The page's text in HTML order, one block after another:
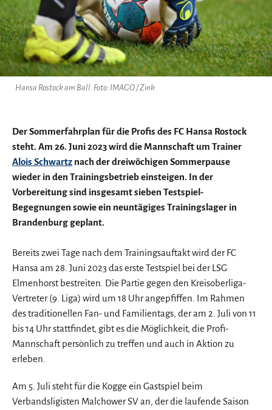
Hansa Rostock am Ball. Foto: IMAGO / Zink
Der Sommerfahrplan für die Profis des FC Hansa Rostock
steht. Am 26. Juni 2023 wird die Mannschaft um Trainer
Alois Schwartz nach der dreiwöchigen Sommerpause
wieder in den Trainingsbetrieb einsteigen. In der
Vorbereitung sind insgesamt sieben Testspiel-
Begegnungen sowie ein neuntägiges Trainingslager in
Brandenburg geplant.
Bereits zwei Tage nach dem Trainingsauftakt wird der FC
Hansa am 28. Juni 2023 das erste Testspiel bei der LSG
Elmenhorst bestreiten. Die Partie gegen den Kreisoberliga-
Vertreter (9. Liga) wird um 18 Uhr angepfiffen. Im Rahmen
des traditionellen Fan- und Familientags, der am 2. Juli von 11
bis 14 Uhr stattfindet, gibt es die Möglichkeit, die Profi-
Mannschaft persönlich zu treffen und auch in Aktion zu
erleben.
Am 5. Juli steht für die Kogge ein Gastspiel beim
Verbandsligisten Malchower SV an, der die laufende Saison